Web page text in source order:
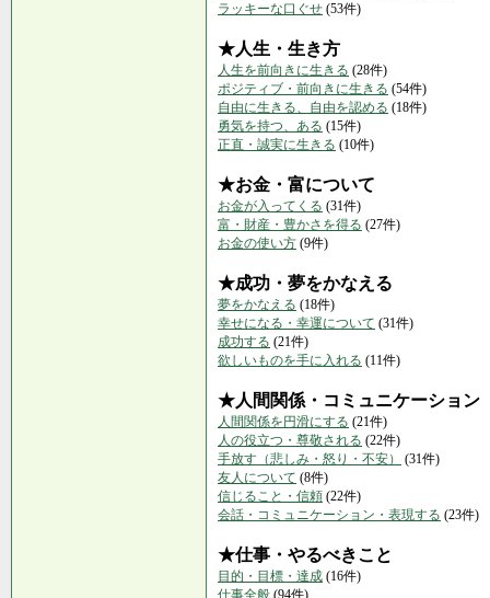
ラッキーな口ぐせ (53件)
★人生・生き方
人生を前向きに生きる (28件)
ポジティブ・前向きに生きる (54件)
自由に生きる、自由を認める (18件)
勇気を持つ、ある (15件)
正直・誠実に生きる (10件)
★お金・富について
お金が入ってくる (31件)
富・財産・豊かさを得る (27件)
お金の使い方 (9件)
★成功・夢をかなえる
夢をかなえる (18件)
幸せになる・幸運について (31件)
成功する (21件)
欲しいものを手に入れる (11件)
★人間関係・コミュニケーション
人間関係を円滑にする (21件)
人の役立つ・尊敬される (22件)
手放す（悲しみ・怒り・不安）
(31件)
友人について (8件)
信じること・信頼 (22件)
会話・コミュニケーション・表現する (23件)
★仕事・やるべきこと
目的・目標・達成 (16件)
仕事全般 (94件)